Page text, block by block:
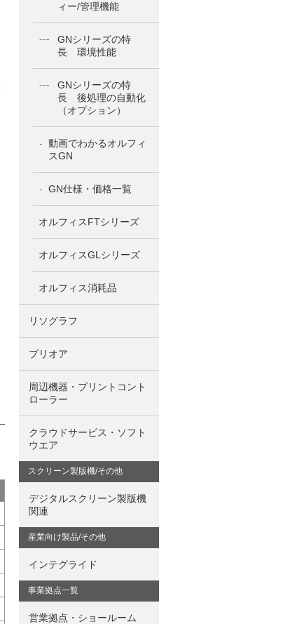
ィー/管理機能
GNシリーズの特
長 環境性能
GNシリーズの特
長 後処理の自動化
（オプション）
動画でわかるオルフィ
スGN
GN仕様・価格一覧
オルフィスFTシリーズ
オルフィスGLシリーズ
オルフィス消耗品
リソグラフ
プリオア
周辺機器・プリントコント
ローラー
クラウドサービス・ソフト
ウエア
スクリーン製版機/その他
デジタルスクリーン製版機
関連
産業向け製品/その他
インテグライド
事業拠点一覧
営業拠点・ショールーム